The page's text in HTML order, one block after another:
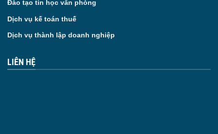
Đào tạo tin học văn phòng
Dịch vụ kế toán thuế
Dịch vụ thành lập doanh nghiệp
LIÊN HỆ